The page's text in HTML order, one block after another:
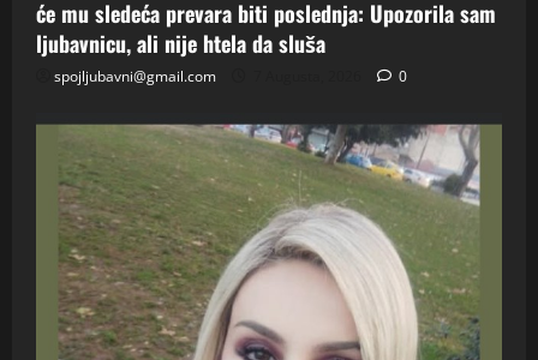
će mu sledeća prevara biti poslednja: Upozorila sam
ljubavnicu, ali nije htela da sluša
spojljubavni@gmail.com 0